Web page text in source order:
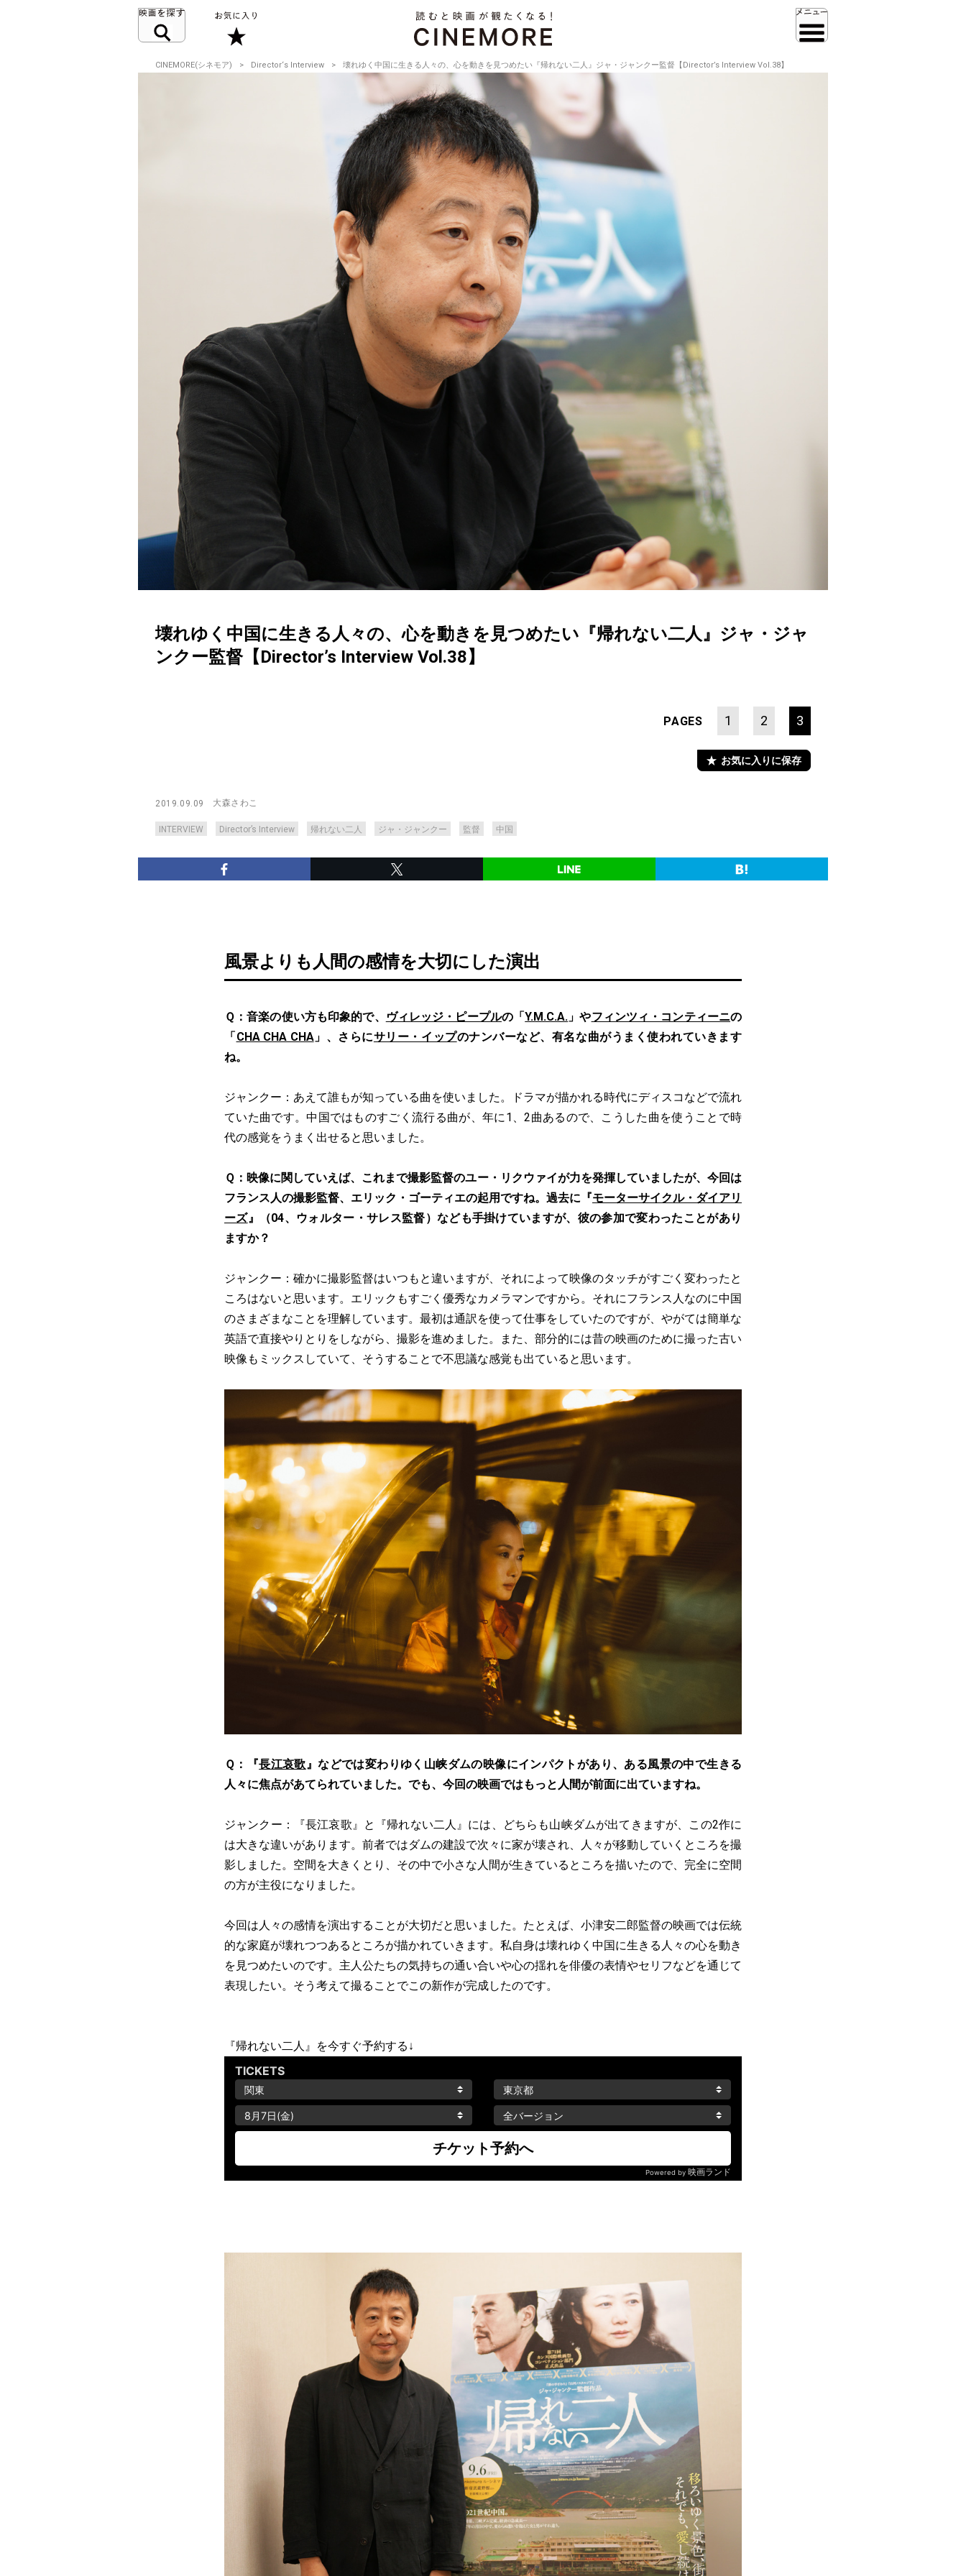
CINEMORE(シネモア) Director‘s Interview 壊れゆく中国に生きる人々の、心を動きを見つめたい『帰れない二人』ジャ・ジャンクー監督【Director’s Interview Vol.38】
壊れゆく中国に生きる人々の、心を動きを見つめたい『帰れない二人』ジャ・ジャ
ンクー監督【Director’s Interview Vol.38】
PAGES 1 2 3
お気に入りに保存
2019.09.09 大森さわこ
INTERVIEW Director’s Interview 帰れない二人 ジャ・ジャンクー 監督 中国
風景よりも人間の感情を大切にした演出
Ｑ：音楽の使い方も印象的で、 ヴィレッジ・ピープルの「Y.M.C.A. 」やフィンツィ・コンティーニの
「CHA CHA CHA」、さらにサリー・イップのナンバーなど、有名な曲がうまく使われていきます
ね。
ジャンクー：あえて誰もが知っている曲を使いました。ドラマが描かれる時代にディスコなどで流れ
ていた曲です。中国ではものすごく流行る曲が、年に1、2曲あるので、こうした曲を使うことで時
代の感覚をうまく出せると思いました。
Ｑ：映像に関していえば、これまで撮影監督のユー・リクウァイが力を発揮していましたが、今回は
フランス人の撮影監督、エリック・ゴーティエの起用ですね。過去に『モーターサイクル・ダイアリ
ーズ』（04、ウォルター・サレス監督）なども手掛けていますが、彼の参加で変わったことがあり
ますか？
ジャンクー：確かに撮影監督はいつもと違いますが、それによって映像のタッチがすごく変わったと
ころはないと思います。エリックもすごく優秀なカメラマンですから。それにフランス人なのに中国
のさまざまなことを理解しています。最初は通訳を使って仕事をしていたのですが、やがては簡単な
英語で直接やりとりをしながら、撮影を進めました。また、部分的には昔の映画のために撮った古い
映像もミックスしていて、そうすることで不思議な感覚も出ていると思います。
Ｑ：『長江哀歌』などでは変わりゆく山峡ダムの映像にインパクトがあり、ある風景の中で生きる
人々に焦点があてられていました。でも、今回の映画ではもっと人間が前面に出ていますね。
ジャンクー：『長江哀歌』と『帰れない二人』には、どちらも山峡ダムが出てきますが、この2作に
は大きな違いがあります。前者ではダムの建設で次々に家が壊され、人々が移動していくところを撮
影しました。空間を大きくとり、その中で小さな人間が生きているところを描いたので、完全に空間
の方が主役になりました。
今回は人々の感情を演出することが大切だと思いました。たとえば、小津安二郎監督の映画では伝統
的な家庭が壊れつつあるところが描かれていきます。私自身は壊れゆく中国に生きる人々の心を動き
を見つめたいのです。主人公たちの気持ちの通い合いや心の揺れを俳優の表情やセリフなどを通じて
表現したい。そう考えて撮ることでこの新作が完成したのです。
『帰れない二人』を今すぐ予約する↓